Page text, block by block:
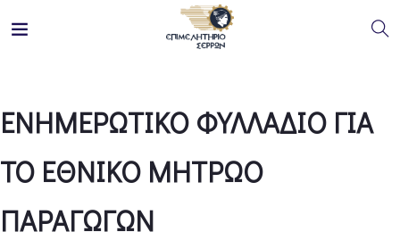
ΕΝΗΜΕΡΩΤΙΚΟ ΦΥΛΛΑΔΙΟ ΓΙΑ
ΤΟ ΕΘΝΙΚΟ ΜΗΤΡΩΟ
ΠΑΡΑΓΩΓΩΝ